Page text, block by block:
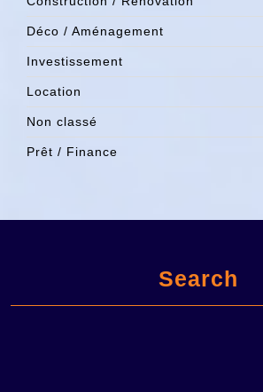
Déco / Aménagement
Investissement
Location
Non classé
Prêt / Finance
Search